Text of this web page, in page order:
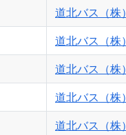
道北バス（株）
道北バス（株）
道北バス（株）
道北バス（株）
道北バス（株）